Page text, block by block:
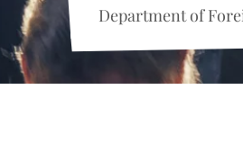
Department of